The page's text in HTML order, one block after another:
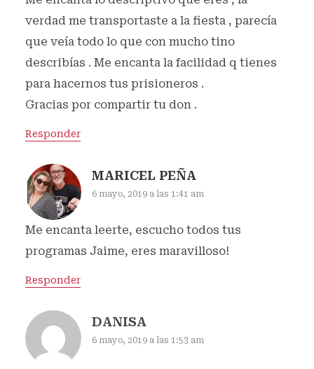
verdad me transportaste a la fiesta , parecía
que veía todo lo que con mucho tino
describías . Me encanta la facilidad q tienes
para hacernos tus prisioneros .
Gracias por compartir tu don .
Responder
MARICEL PEÑA
6 mayo, 2019 a las 1:41 am
Me encanta leerte, escucho todos tus
programas Jaime, eres maravilloso!
Responder
DANISA
6 mayo, 2019 a las 1:53 am